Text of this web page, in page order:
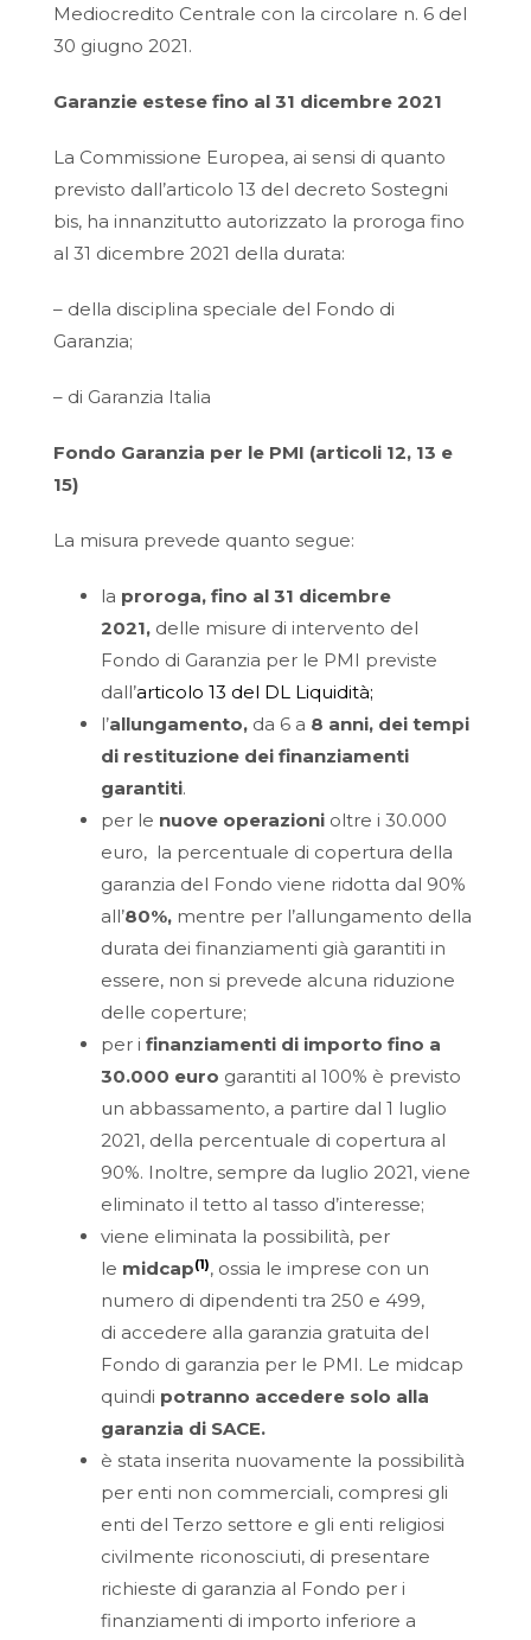
Mediocredito Centrale con la circolare n. 6 del
30 giugno 2021.
Garanzie estese fino al 31 dicembre 2021
La Commissione Europea, ai sensi di quanto
previsto dall’articolo 13 del decreto Sostegni
bis, ha innanzitutto autorizzato la proroga fino
al 31 dicembre 2021 della durata:
– della disciplina speciale del Fondo di
Garanzia;
– di Garanzia Italia
Fondo Garanzia per le PMI (articoli 12, 13 e
15)
La misura prevede quanto segue:
la proroga, fino al 31 dicembre
2021, delle misure di intervento del
Fondo di Garanzia per le PMI previste
dall’articolo 13 del DL Liquidità;
l’allungamento, da 6 a 8 anni, dei tempi
di restituzione dei finanziamenti
garantiti.
per le nuove operazioni oltre i 30.000
euro, la percentuale di copertura della
garanzia del Fondo viene ridotta dal 90%
all’80%, mentre per l’allungamento della
durata dei finanziamenti già garantiti in
essere, non si prevede alcuna riduzione
delle coperture;
per i finanziamenti di importo fino a
30.000 euro garantiti al 100% è previsto
un abbassamento, a partire dal 1 luglio
2021, della percentuale di copertura al
90%. Inoltre, sempre da luglio 2021, viene
eliminato il tetto al tasso d’interesse;
viene eliminata la possibilità, per
le midcap(1), ossia le imprese con un
numero di dipendenti tra 250 e 499,
di accedere alla garanzia gratuita del
Fondo di garanzia per le PMI. Le midcap
quindi potranno accedere solo alla
garanzia di SACE.
è stata inserita nuovamente la possibilità
per enti non commerciali, compresi gli
enti del Terzo settore e gli enti religiosi
civilmente riconosciuti, di presentare
richieste di garanzia al Fondo per i
finanziamenti di importo inferiore a